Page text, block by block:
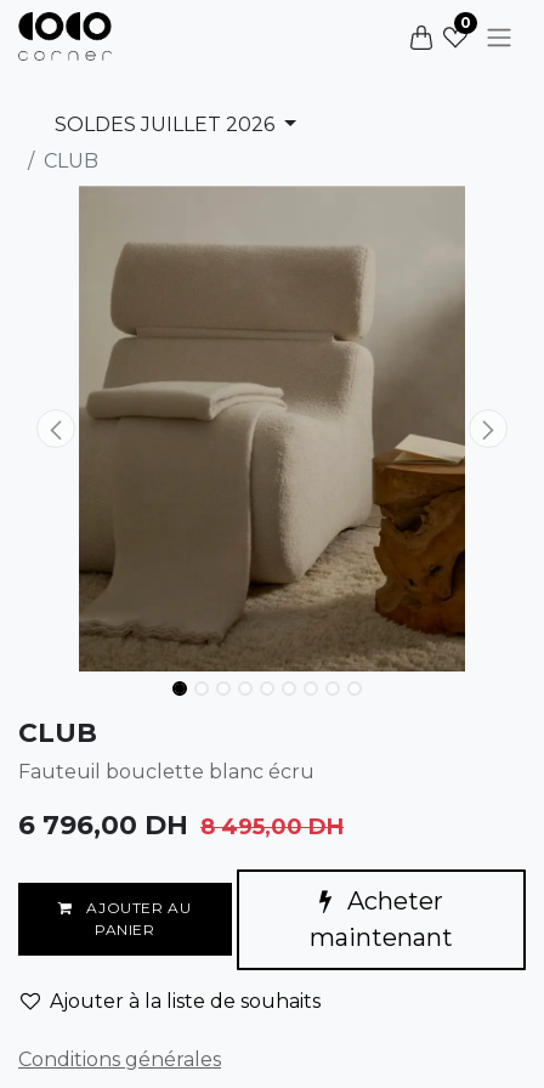
0
SOLDES JUILLET 2026
CLUB
CLUB
Fauteuil bouclette blanc écru
6 796,00 DH 8 495,00DH
AJOUTER AU
PANIER
Acheter
maintenant
Ajouter à la liste de souhaits
Conditions générales